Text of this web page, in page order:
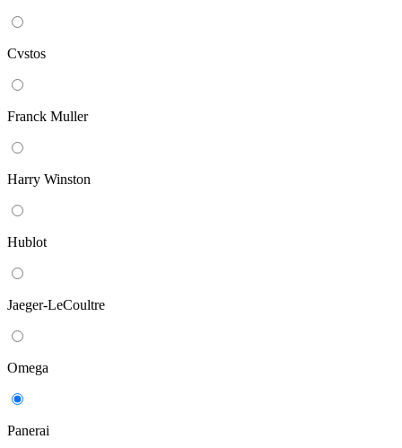
Cvstos
Franck Muller
Harry Winston
Hublot
Jaeger-LeCoultre
Omega
Panerai